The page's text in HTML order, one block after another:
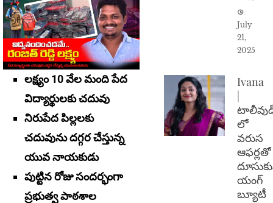
లక్ష్యం 10 వేల మంది పేద
విద్యార్థులకు చదువు
నిరుపేద పిల్లలకు
చదువును దగ్గర చేస్తున్న
యువ నాయకుడు
పుట్టిన రోజు సందర్భంగా
ప్రభుత్వ పాఠశాల
July
21,
2025
Ivana
|
లో
వరుస
ఆఫర్లతో
యంగ్
బ్యూటీ